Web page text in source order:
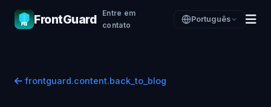
FrontGuard
Entre em
contato
Português
frontguard.content.back_to_blog